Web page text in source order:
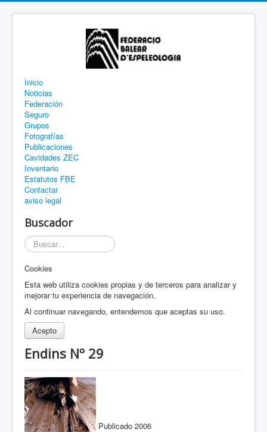
Inicio
Noticias
Federación
Seguro
Grupos
Fotografías
Publicaciones
Cavidades ZEC
Inventario
Estatutos FBE
Contactar
aviso legal
Buscador
Buscar
Cookies
Esta web utiliza cookies propias y de terceros para analizar y
mejorar tu experiencia de navegación.
Al continuar navegando, entendemos que aceptas su uso.
Acepto
Endins Nº 29
Publicado 2006